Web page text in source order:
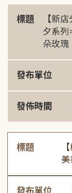
標題
【新
夕系列
朵玫瑰
發布單位
發佈時間
標題